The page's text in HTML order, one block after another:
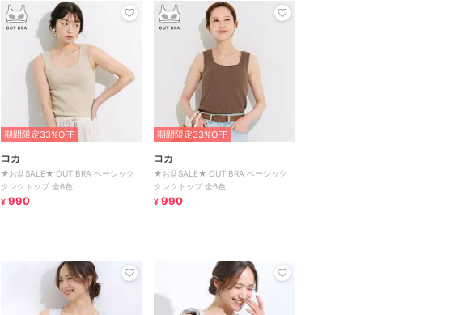
期間限定33%OFF
コカ
★お盆SALE★ OUT BRA ベーシック
タンクトップ 全6色
¥ 990
期間限定33%OFF
コカ
★お盆SALE★ OUT BRA ベーシック
タンクトップ 全6色
¥ 990